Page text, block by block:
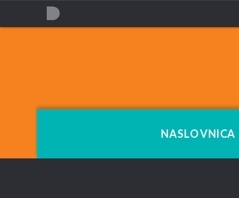
NASLOVNICA